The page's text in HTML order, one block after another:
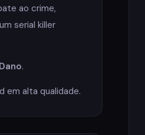
ao crime,
serial killer
.
em alta qualidade.